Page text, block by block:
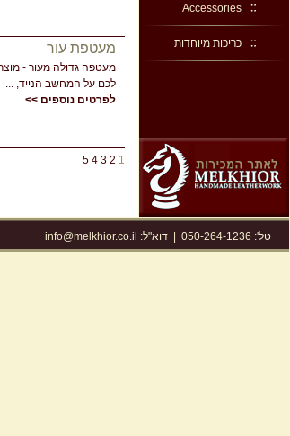
Accessories
כריכות מיוחדות מעטפת עור
מעטפה גדולה מעור -
לכם על המחשב הנייד, ...
לפרטים נוספים >>
1
2
3
4
5
טל': 050-264-1236 |דוא"ל: info@melkhior.co.il